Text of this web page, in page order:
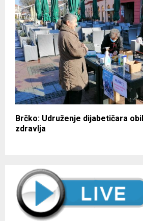
Brčko: Udruženje dijabetičara
zdravlja